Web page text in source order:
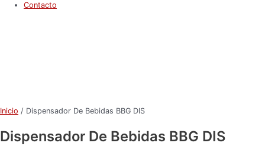
Contacto
Inicio / Dispensador De Bebidas BBG DIS
Dispensador De Bebidas BBG DIS